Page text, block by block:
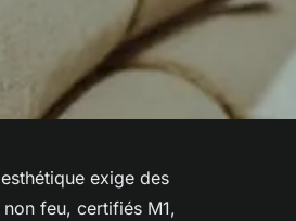
exige des
feu, certifiés M1,